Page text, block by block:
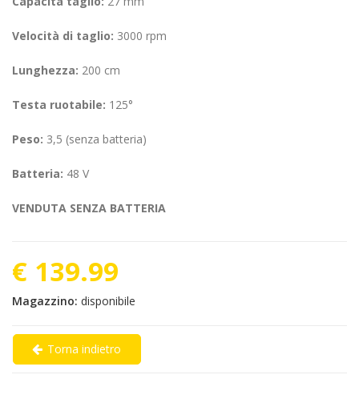
Velocità di taglio: 3000 rpm
Lunghezza: 200 cm
Testa ruotabile: 125°
Peso: 3,5 (senza batteria)
Batteria: 48 V
VENDUTA SENZA BATTERIA
€ 139.99
Magazzino: disponibile
Torna indietro